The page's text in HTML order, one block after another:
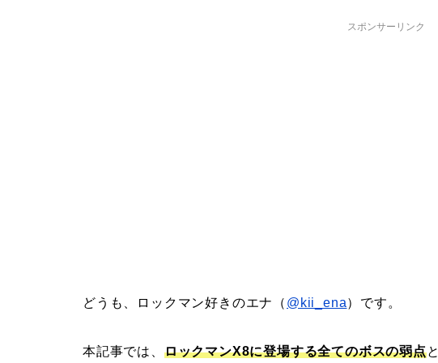
スポンサーリンク
どうも、ロックマン好きのエナ（ @kii_ena）です。
本記事では、 ロックマンX8に登場する全てのボスの弱点と